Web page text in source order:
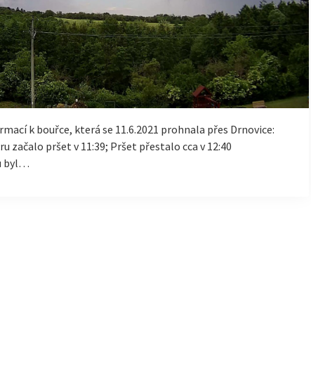
k bouřce, která se 11.6.2021 prohnala přes Drnovice:
začalo pršet v 11:39; Pršet přestalo cca v 12:40
byl…